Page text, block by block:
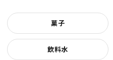
菓子
飲料水